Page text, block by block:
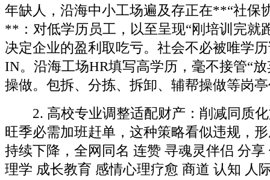
年缺人，沿海中小工场遍及存正在**“社保
**：对低学历员工，以至呈现“刚培训完就
决定企业的盈利取吃亏。社会不必被唯学
IN。沿海工场HR填写高学历，毫不接管“
操做。包拆、分拣、拆卸、辅帮操做等岗
2. 高校专业调整适配财产：削减同质化
旺季必需加班赶单，这种策略看似违规，
持续下降，全网同名 连赞 寻魂灵伴侣 分享
理学 成长教育 感情心理疗愈 商道 认知 人